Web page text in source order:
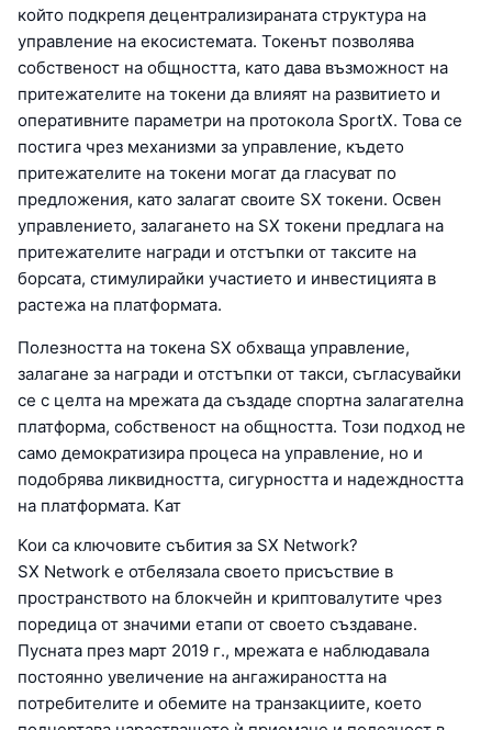
който подкрепя децентрализираната структура на
управление на екосистемата. Токенът позволява
собственост на общността, като дава възможност на
притежателите на токени да влияят на развитието и
оперативните параметри на протокола SportX. Това се
постига чрез механизми за управление, където
притежателите на токени могат да гласуват по
предложения, като залагат своите SX токени. Освен
управлението, залагането на SX токени предлага на
притежателите награди и отстъпки от таксите на
борсата, стимулирайки участието и инвестицията в
растежа на платформата.
Полезността на токена SX обхваща управление,
залагане за награди и отстъпки от такси, съгласувайки
се с целта на мрежата да създаде спортна залагателна
платформа, собственост на общността. Този подход не
само демократизира процеса на управление, но и
подобрява ликвидността, сигурността и надеждността
на платформата. Кат
Кои са ключовите събития за SX Network?
SX Network е отбелязала своето присъствие в
пространството на блокчейн и криптовалутите чрез
поредица от значими етапи от своето създаване.
Пусната през март 2019 г., мрежата е наблюдавала
постоянно увеличение на ангажираността на
потребителите и обемите на транзакциите, което